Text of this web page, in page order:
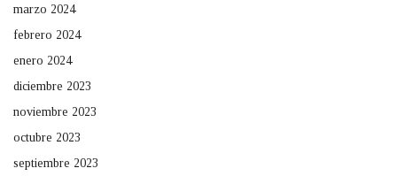
marzo 2024
febrero 2024
enero 2024
diciembre 2023
noviembre 2023
octubre 2023
septiembre 2023